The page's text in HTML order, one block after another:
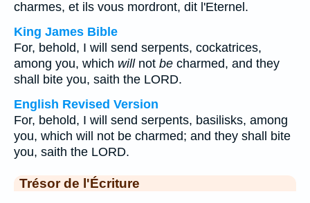
charmes, et ils vous mordront, dit l'Eternel.
King James Bible
For, behold, I will send serpents, cockatrices,
among you, which willnot be charmed, and they
shall bite you, saith the LORD.
English Revised Version
For, behold, I will send serpents, basilisks, among
you, which will not be charmed; and they shall bite
you, saith the LORD.
Trésor de l'Écriture